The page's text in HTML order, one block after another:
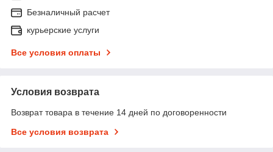
Безналичный расчет
курьерские услуги
Все условия оплаты
Условия возврата
Возврат товара в течение 14 дней по договоренности
Все условия возврата